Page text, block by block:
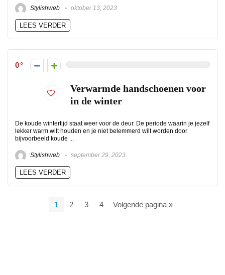
Stylishweb oktober 13, 2023
LEES VERDER
0
Verwarmde handschoenen voor
in de winter
De koude wintertijd staat weer voor de deur. De periode waarin je jezelf
lekker warm wilt houden en je niet belemmerd wilt worden door
bijvoorbeeld koude ...
Stylishweb september 29, 2023
LEES VERDER
1 2 3 4 Volgende pagina »